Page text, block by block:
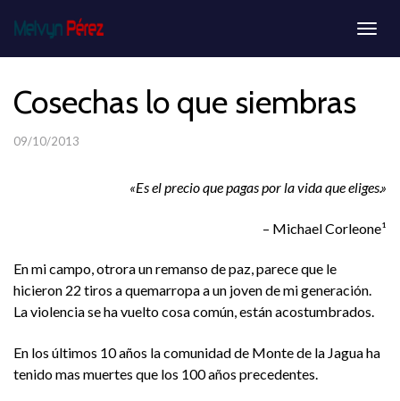
Cosechas lo que siembras
09/10/2013
«Es el precio que pagas por la vida que eliges.»
– Michael Corleone¹
En mi campo, otrora un remanso de paz, parece que le
hicieron 22 tiros a quemarropa a un joven de mi generación.
La violencia se ha vuelto cosa común, están acostumbrados.
En los últimos 10 años la comunidad de Monte de la Jagua ha
tenido mas muertes que los 100 años precedentes.